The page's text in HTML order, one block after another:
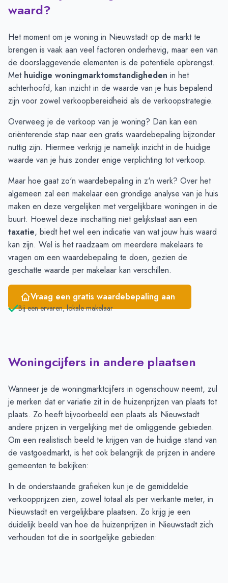
Maand Vraagprijs
Verkoopprijs
Juli
September
€ 407.944
€ 385.887
Oktober
€ 402.950
€ 464.132
November
€ 392.576
€ 453.208
December
€ 335.666
€ 411.152
Januari
€ 330.200 € 324.637
Maart
€ 349.128
€ 305.833
April
€ 362.000
€ 310.203
Mei
€ 388.210 € 341.941
Juni
€ 452.187 € 334.150
waard?
Het moment om je woning in Nieuwstadt op de markt te
brengen is vaak aan veel factoren onderhevig, maar een van
de doorslaggevende elementen is de potentiële opbrengst.
Met huidige woningmarktomstandigheden in het
achterhoofd, kan inzicht in de waarde van je huis bepalend
zijn voor zowel verkoopbereidheid als de verkoopstrategie.
Overweeg je de verkoop van je woning? Dan kan een
oriënterende stap naar een gratis waardebepaling bijzonder
nuttig zijn. Hiermee verkrijg je namelijk inzicht in de huidige
waarde van je huis zonder enige verplichting tot verkoop.
Maar hoe gaat zo'n waardebepaling in z'n werk? Over het
algemeen zal een makelaar een grondige analyse van je huis
maken en deze vergelijken met vergelijkbare woningen in de
buurt. Hoewel deze inschatting niet gelijkstaat aan een
taxatie, biedt het wel een indicatie van wat jouw huis waard
kan zijn. Wel is het raadzaam om meerdere makelaars te
vragen om een waardebepaling te doen, gezien de
geschatte waarde per makelaar kan verschillen.
Vraag een gratis waardebepaling aan
Bij een ervaren, lokale makelaar
Woningcijfers in andere plaatsen
Wanneer je de woningmarktcijfers in ogenschouw neemt, zul
je merken dat er variatie zit in de huizenprijzen van plaats tot
plaats. Zo heeft bijvoorbeeld een plaats als Nieuwstadt
andere prijzen in vergelijking met de omliggende gebieden.
Om een realistisch beeld te krijgen van de huidige stand van
de vastgoedmarkt, is het ook belangrijk de prijzen in andere
gemeenten te bekijken:
In de onderstaande grafieken kun je de gemiddelde
verkoopprijzen zien, zowel totaal als per vierkante meter, in
Nieuwstadt en vergelijkbare plaatsen. Zo krijg je een
duidelijk beeld van hoe de huizenprijzen in Nieuwstadt zich
verhouden tot die in soortgelijke gebieden: